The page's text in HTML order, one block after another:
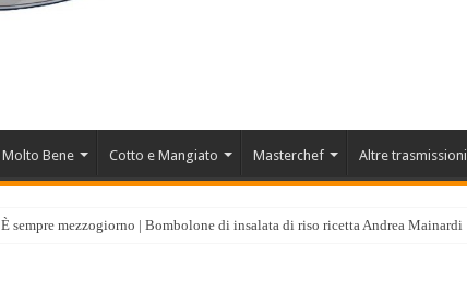
Molto Bene Cotto e Mangiato Masterchef Altre trasmissioni
È sempre mezzogiorno | Bombolone di insalata di riso ricetta Andrea Mainardi